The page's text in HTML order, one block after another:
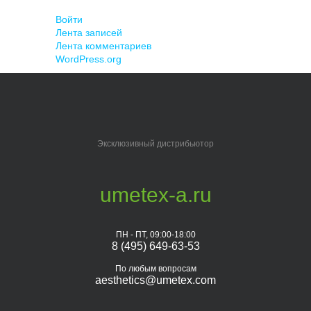
Войти
Лента записей
Лента комментариев
WordPress.org
Эксклюзивный дистрибьютор
umetex-a.ru
ПН - ПТ, 09:00-18:00
8 (495) 649-63-53
По любым вопросам
aesthetics@umetex.com